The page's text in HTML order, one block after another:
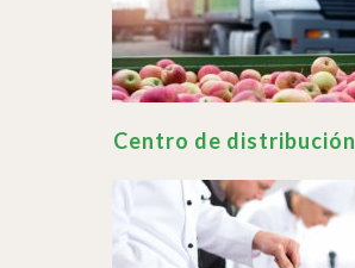
Centro de distribución